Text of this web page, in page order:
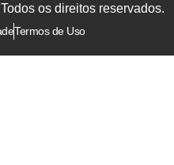
os direitos reservados.
Termos de Uso